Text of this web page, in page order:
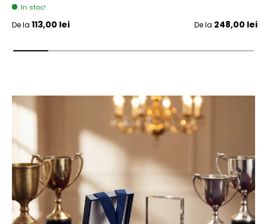
In stoc!
Pret initial
De la 113,00 lei Pret initial
De la 248,00 lei